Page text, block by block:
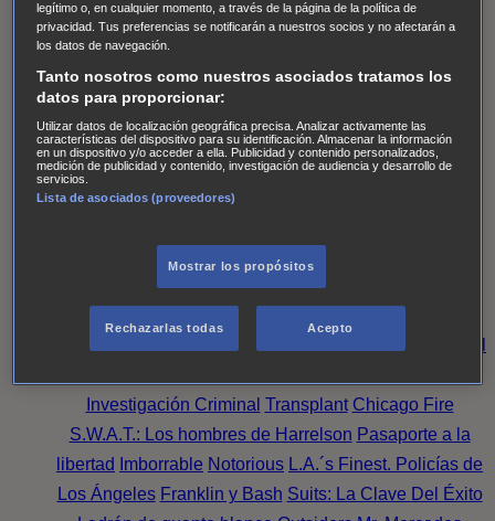
The Killing Kind Intersecciones DOC Bite Club
Chicago Fire
de personas desaparecidas Mad Dogs La Sustituta
Ladrón de guante blanco
AXN Masters of Sex Three PinesAccused CarterAlice
Nevers Crossing Lines Einstein Sobrenatural Cómo
defender a un asesino
Reckoning: Ajuste de Cuentas
Wild Bill Mentes Criminales
Investigación Criminal Transplant Chicago Fire
S.W.A.T.: Los hombres de Harrelson Pasaporte a la
libertad
Imborrable Notorious L.A.´s Finest. Policías de
Los Ángeles Franklin y Bash Suits: La Clave Del Éxito
legítimo o, en cualquier momento, a través de la página de la política de
privacidad. Tus preferencias se notificarán a nuestros socios y no afectarán a
los datos de navegación.
Tanto nosotros como nuestros asociados tratamos los
datos para proporcionar:
Utilizar datos de localización geográfica precisa. Analizar activamente las
características del dispositivo para su identificación. Almacenar la información
en un dispositivo y/o acceder a ella. Publicidad y contenido personalizados,
medición de publicidad y contenido, investigación de audiencia y desarrollo de
servicios.
Lista de asociados (proveedores)
Mostrar los propósitos
Rechazarlas todas Acepto